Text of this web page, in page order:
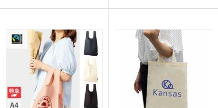
持ち手は肩掛けに十分な長さがあり、手
名入れは1色・2色・フルカラー印刷に対
応しています。1色印刷はバッグに大き
く印刷できるので、ロゴやデザインを目
立たせたい時におススメです。
印刷デザイン次第で雰囲気がガラリと変
わるので、展示会のカタログ配布用やフ
ァッションショップの購入特典、飲食店
の周年記念まで幅広く使えるノベルティ
です。
刷に対応しているため、展示会での資料